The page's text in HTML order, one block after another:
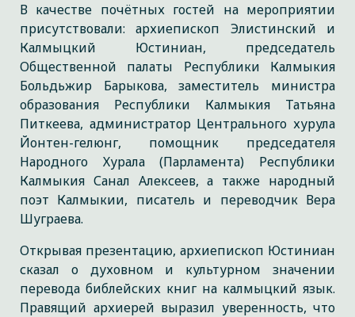
В качестве почётных гостей на мероприятии
присутствовали: архиепископ Элистинский и
Калмыцкий Юстиниан, председатель
Общественной палаты Республики Калмыкия
Больдьжир Барыкова, заместитель министра
образования Республики Калмыкия Татьяна
Питкеева, администратор Центрального хурула
Йонтен-гелюнг, помощник председателя
Народного Хурала (Парламента) Республики
Калмыкия Санал Алексеев, а также народный
поэт Калмыкии, писатель и переводчик Вера
Шуграева.
Открывая презентацию, архиепископ Юстиниан
сказал о духовном и культурном значении
перевода библейских книг на калмыцкий язык.
Правящий архиерей выразил уверенность, что